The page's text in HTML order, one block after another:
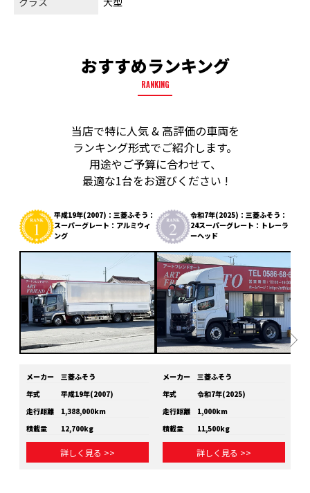
おすすめランキング
RANKING
当店で特に人気 & 高評価の車両を
ランキング形式でご紹介します。
用途やご予算に合わせて、
最適な1台をお選びください !
平成19年(2007)：三菱ふそう：
スーパーグレート：アルミウィ
ング
メーカー
三菱ふそう
年式
平成19年(2007)
走行距離
1,388,000km
積載量
12,700kg
詳しく見る >>
令和7年(2025)：三菱ふそう：
24スーパーグレート：トレーラ
ーヘッド
メーカー
三菱ふそう
年式
令和7年(2025)
走行距離
1,000km
積載量
11,500kg
詳しく見る >>